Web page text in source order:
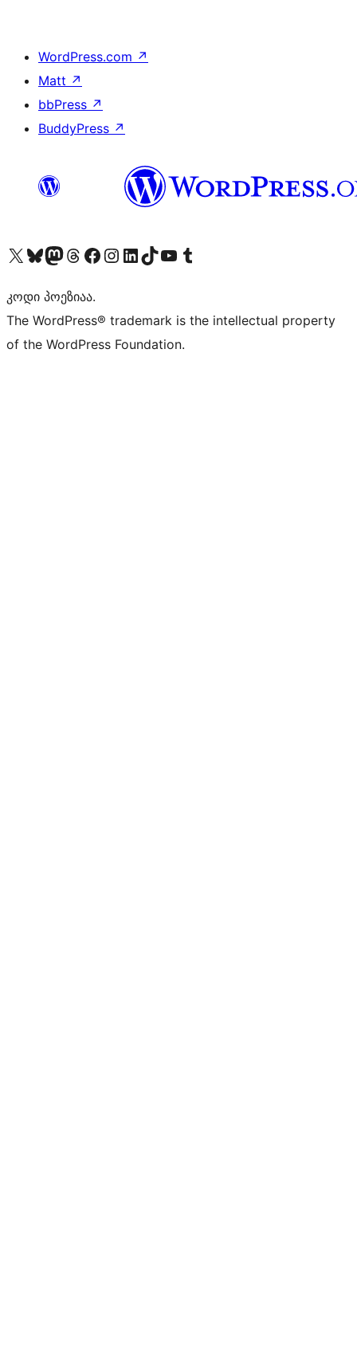
WordPress.com ↗
Matt ↗
bbPress ↗
BuddyPress ↗
Visit our X (formerly Twitter) account
Visit our Bluesky account
Visit our Mastodon account
Visit our Threads account
Visit our Facebook page
Visit our Instagram account
Visit our LinkedIn account
Visit our TikTok account
Visit our YouTube channel
Visit our Tumblr account
კოდი პოეზიაა.
The WordPress® trademark is the intellectual property
of the WordPress Foundation.